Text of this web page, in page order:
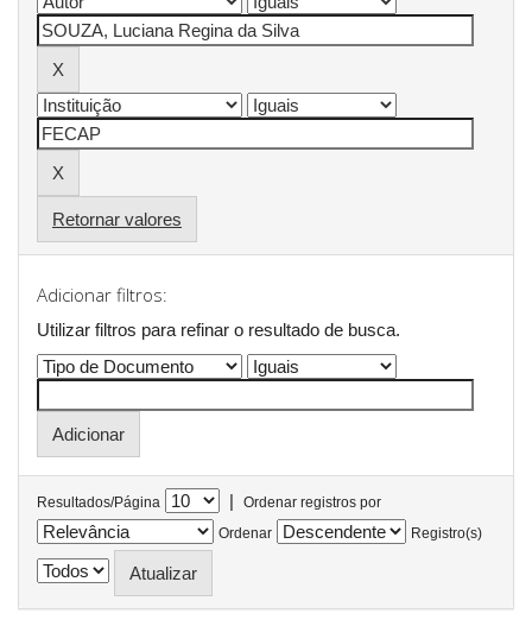
Retornar valores
Adicionar filtros:
Utilizar filtros para refinar o resultado de busca.
Resultados/Página |
Ordenar registros por
Ordenar
Registro(s)